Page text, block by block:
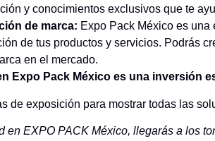
y conocimientos exclusivos que te
de marca: Expo Pack México es
de tus productos y servicios. Podrás
en el mercado.
Expo Pack México es una inversión
de exposición para mostrar todas las
en EXPO PACK México, llegarás a los